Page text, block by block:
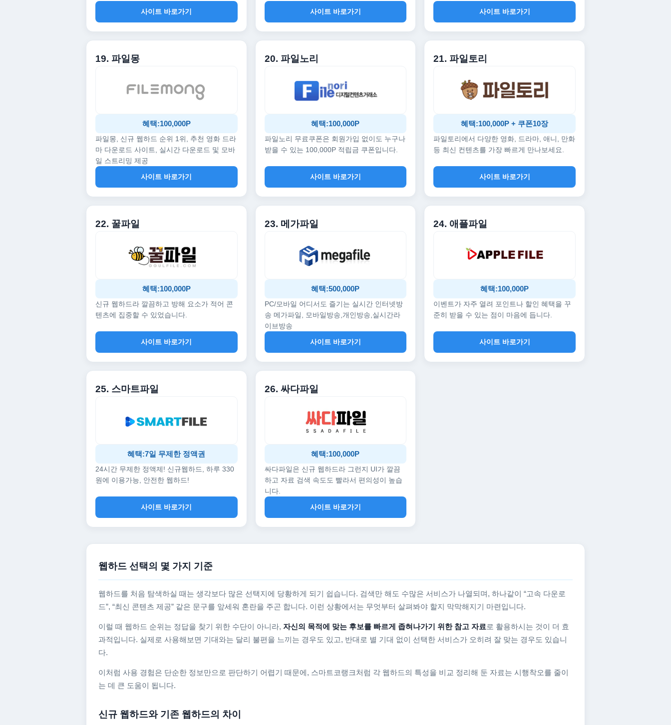
사이트 바로가기
사이트 바로가기
사이트 바로가기
19. 파일몽
혜택:100,000P
파일몽, 신규 웹하드 순위 1위, 추천 영화 드라
마 다운로드 사이트, 실시간 다운로드 및 모바
일 스트리밍 제공
사이트 바로가기
20. 파일노리
혜택:100,000P
파일노리 무료쿠폰은 회원가입 없이도 누구나
받을 수 있는 100,000P 적립금 쿠폰입니다.
사이트 바로가기
21. 파일토리
혜택:100,000P + 쿠폰10장
파일토리에서 다양한 영화, 드라마, 애니, 만화
등 최신 컨텐츠를 가장 빠르게 만나보세요.
사이트 바로가기
22. 꿀파일
혜택:100,000P
신규 웹하드라 깔끔하고 방해 요소가 적어 콘
텐츠에 집중할 수 있었습니다.
사이트 바로가기
23. 메가파일
혜택:500,000P
PC/모바일 어디서도 즐기는 실시간 인터넷방
송 메가파일, 모바일방송,개인방송,실시간라
이브방송
사이트 바로가기
24. 애플파일
혜택:100,000P
이벤트가 자주 열려 포인트나 할인 혜택을 꾸
준히 받을 수 있는 점이 마음에 듭니다.
사이트 바로가기
25. 스마트파일
혜택:7일 무제한 정액권
24시간 무제한 정액제! 신규웹하드, 하루 330
원에 이용가능, 안전한 웹하드!
사이트 바로가기
26. 싸다파일
혜택:100,000P
싸다파일은 신규 웹하드라 그런지 UI가 깔끔
하고 자료 검색 속도도 빨라서 편의성이 높습
니다.
사이트 바로가기
웹하드 선택의 몇 가지 기준
웹하드를 처음 탐색하실 때는 생각보다 많은 선택지에 당황하게 되기 쉽습니다. 검색만 해도 수많은 서비스가 나열되며, 하나같이 “고속 다운로
드”, “최신 콘텐츠 제공” 같은 문구를 앞세워 혼란을 주곤 합니다. 이런 상황에서는 무엇부터 살펴봐야 할지 막막해지기 마련입니다.
이럴 때 웹하드 순위는 정답을 찾기 위한 수단이 아니라, 자신의 목적에 맞는 후보를 빠르게 좁혀나가기 위한 참고 자료 로 활용하시는 것이 더 효
과적입니다. 실제로 사용해보면 기대와는 달리 불편을 느끼는 경우도 있고, 반대로 별 기대 없이 선택한 서비스가 오히려 잘 맞는 경우도 있습니
다.
이처럼 사용 경험은 단순한 정보만으로 판단하기 어렵기 때문에, 스마트코랭크처럼 각 웹하드의 특성을 비교 정리해 둔 자료는 시행착오를 줄이
는 데 큰 도움이 됩니다.
신규 웹하드와 기존 웹하드의 차이